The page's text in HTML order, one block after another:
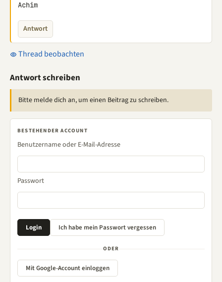
Achim
Antwort
Thread beobachten
Antwort schreiben
Bitte melde dich an, um einen Beitrag zu schreiben.
BESTEHENDER ACCOUNT
Benutzername oder E-Mail-Adresse
Passwort
ODER
Mit Google-Account einloggen